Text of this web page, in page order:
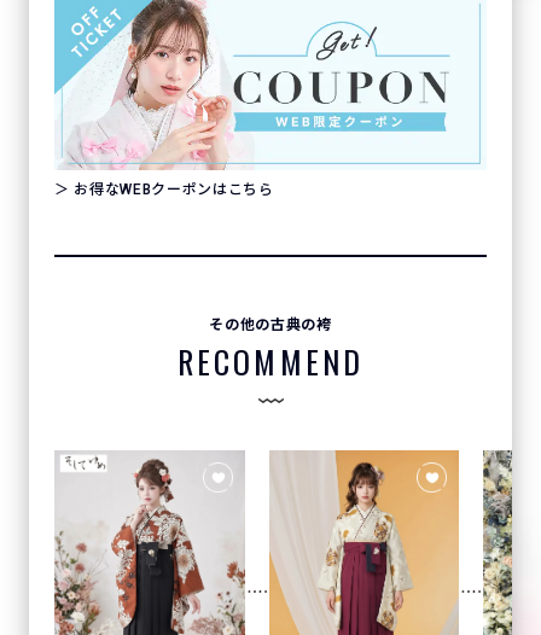
＞ お得なWEBクーポンはこちら
その他の古典の袴
RECOMMEND